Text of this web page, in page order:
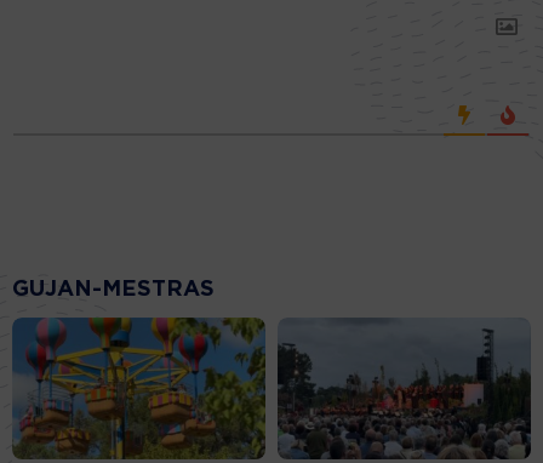
GUJAN-MESTRAS